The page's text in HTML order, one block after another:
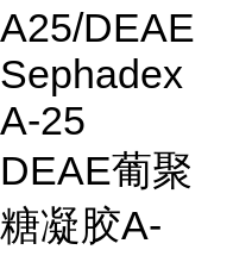
A25/DEAE
Sephadex
A-25
DEAE葡聚
糖凝胶A-